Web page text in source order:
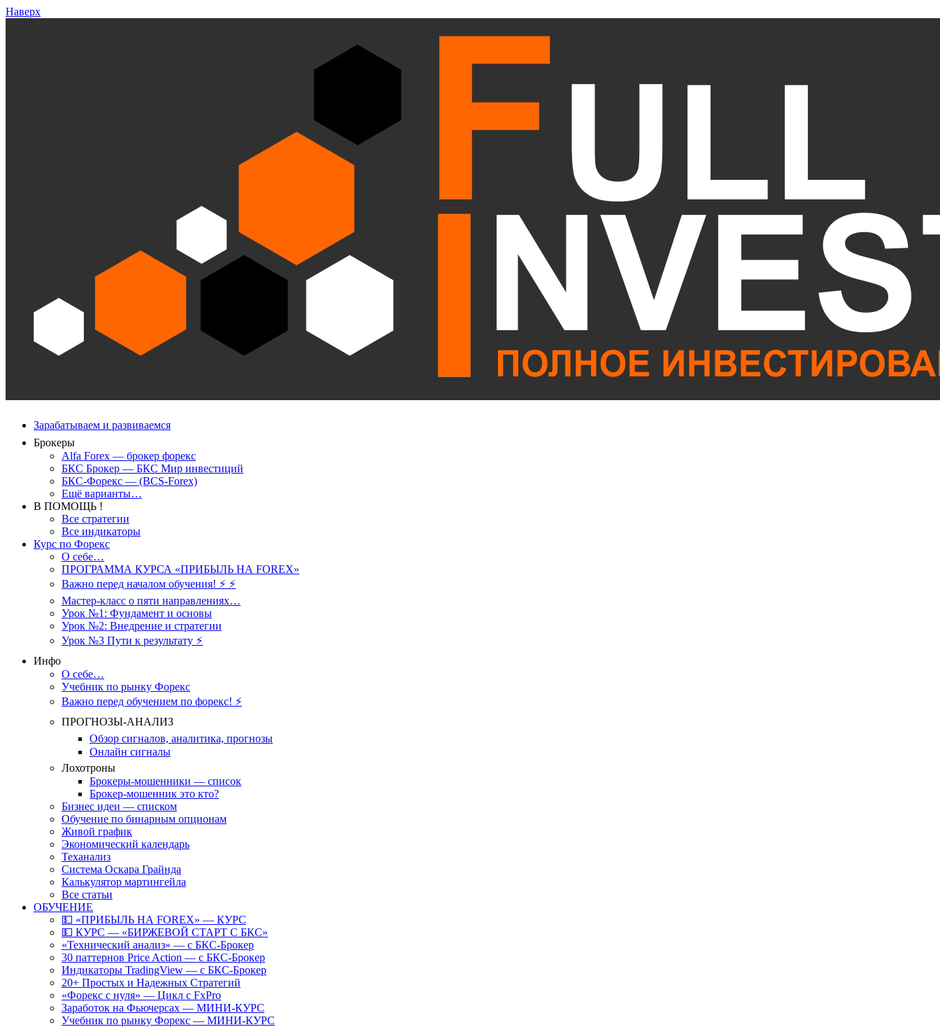
Наверх
Зарабатываем и развиваемся
Брокеры
Alfa Forex — брокер форекс
БКС Брокер — БКС Мир инвестиций
БКС-Форекс — (BCS-Forex)
Ещё варианты…
В ПОМОЩЬ !
Все стратегии
Все индикаторы
Курс по Форекс
О себе…
ПРОГРАММА КУРСА «ПРИБЫЛЬ НА FOREX»
Важно перед началом обучения! ⚡ ⚡
Мастер-класс о пяти направлениях…
Урок №1: Фундамент и основы
Урок №2: Внедрение и стратегии
Урок №3 Пути к результату ⚡️
Инфо
О себе…
Учебник по рынку Форекс
Важно перед обучением по форекс! ⚡
ПРОГНОЗЫ-АНАЛИЗ
Обзор сигналов, аналитика, прогнозы
Онлайн сигналы
Лохотроны
Брокеры-мошенники — список
Брокер-мошенник это кто?
Бизнес идеи — списком
Обучение по бинарным опционам
Живой график
Экономический календарь
Теханализ
Система Оскара Грайнда
Калькулятор мартингейла
Все статьи
ОБУЧЕНИЕ
💵 «ПРИБЫЛЬ НА FOREX» — КУРС
💵 КУРС — «БИРЖЕВОЙ СТАРТ С БКС»
«Технический анализ» — с БКС-Брокер
30 паттернов Price Action — с БКС-Брокер
Индикаторы TradingView — с БКС-Брокер
20+ Простых и Надежных Стратегий
«Форекс с нуля» — Цикл с FxPro
Заработок на Фьючерсах — МИНИ-КУРС
Учебник по рынку Форекс — МИНИ-КУРС